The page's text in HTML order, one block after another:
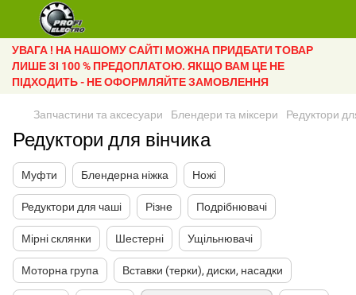
УВАГА ! НА НАШОМУ САЙТІ МОЖНА ПРИДБАТИ ТОВАР
ЛИШЕ ЗІ 100 % ПРЕДОПЛАТОЮ. ЯКЩО ВАМ ЦЕ НЕ
ПІДХОДИТЬ - НЕ ОФОРМЛЯЙТЕ ЗАМОВЛЕННЯ
Запчастини та аксесуари Блендери та міксери Редуктори
Редуктори для вінчика
Муфти Блендерна ніжка Ножі
Редуктори для чаші Різне Подрібнювачі
Мірні склянки Шестерні Ущільнювачі
Моторна група Вставки (терки), диски, насадки